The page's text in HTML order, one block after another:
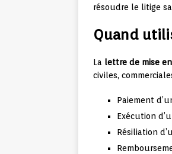
résoudre le litige
Quand
La lettre de mise
civiles,
Paiement
Exécution
Résiliation